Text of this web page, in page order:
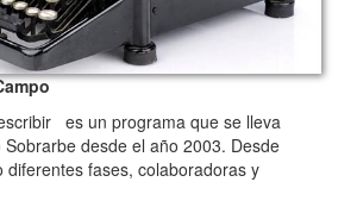
es un programa que se lleva
desde el año 2003. Desde
diferentes fases, colaboradoras y